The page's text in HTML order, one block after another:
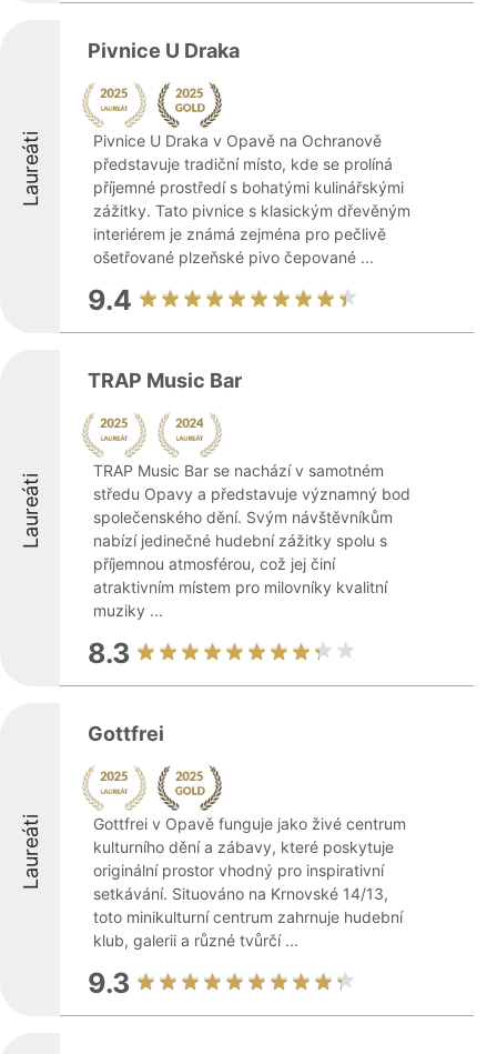
Laureáti
Pivnice U Draka
Pivnice U Draka v Opavě na Ochranově
představuje tradiční místo, kde se prolíná
příjemné prostředí s bohatými kulinářskými
zážitky. Tato pivnice s klasickým dřevěným
interiérem je známá zejména pro pečlivě
ošetřované plzeňské pivo čepované ...
9.4
Laureáti
TRAP Music Bar
TRAP Music Bar se nachází v samotném
středu Opavy a představuje významný bod
společenského dění. Svým návštěvníkům
nabízí jedinečné hudební zážitky spolu s
příjemnou atmosférou, což jej činí
atraktivním místem pro milovníky kvalitní
muziky ...
8.3
Laureáti
Gottfrei
Gottfrei v Opavě funguje jako živé centrum
kulturního dění a zábavy, které poskytuje
originální prostor vhodný pro inspirativní
setkávání. Situováno na Krnovské 14/13,
toto minikulturní centrum zahrnuje hudební
klub, galerii a různé tvůrčí ...
9.3